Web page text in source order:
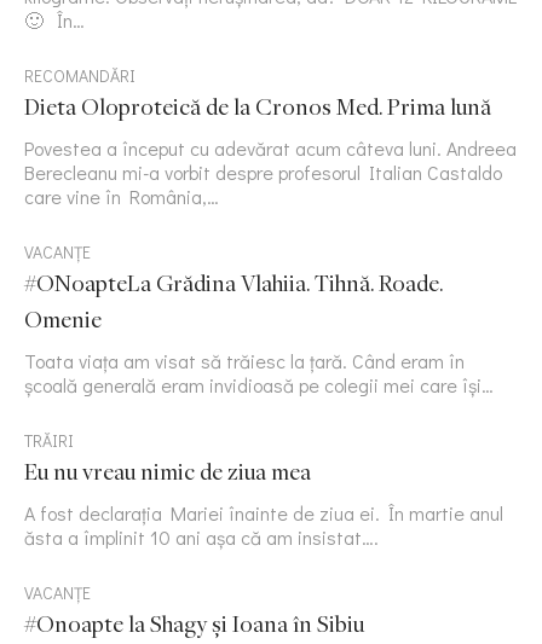
🙂 În…
RECOMANDĂRI
Dieta Oloproteică de la Cronos Med. Prima lună
Povestea a început cu adevărat acum câteva luni. Andreea
Berecleanu mi-a vorbit despre profesorul Italian Castaldo
care vine în România,…
VACANȚE
#ONoapteLa Grădina Vlahiia. Tihnă. Roade.
Omenie
Toata viața am visat să trăiesc la țară. Când eram în
școală generală eram invidioasă pe colegii mei care își…
TRĂIRI
Eu nu vreau nimic de ziua mea
A fost declarația Mariei înainte de ziua ei. În martie anul
ăsta a împlinit 10 ani așa că am insistat….
VACANȚE
#Onoapte la Shagy și Ioana în Sibiu